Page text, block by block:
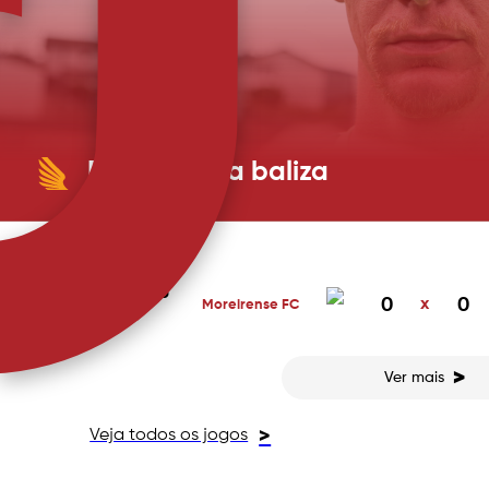
Raul fecha a baliza
O experiente guarda-redes chega do Botafogo,
Ganhou a Libertadores com Artur Jorge e vai
Rebollo e Estevão. A AVS Futebol SAD informa ter chegado a acordo com o Botafogo
de Futebol e Regatas para a transferência
PRÓXIMO JOGO
16 MAI 2026
Moreirense FC 0 x 0
Ver mais >
Veja todos os jogos >